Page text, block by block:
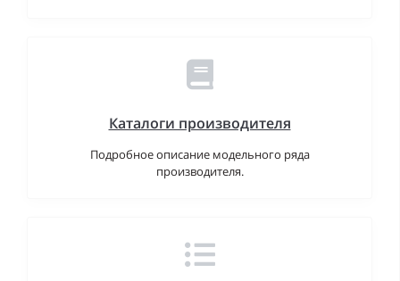
Каталоги производителя
Подробное описание модельного ряда
производителя.